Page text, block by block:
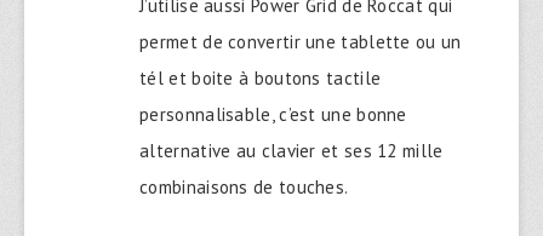
J’utilise aussi Power Grid de Roccat qui
permet de convertir une tablette ou un
tél et boite à boutons tactile
personnalisable, c’est une bonne
alternative au clavier et ses 12 mille
combinaisons de touches.